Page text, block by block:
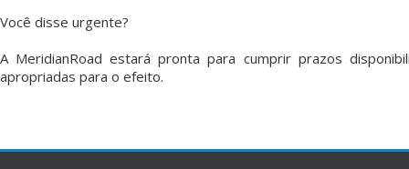
Você disse urgente?
A MeridianRoad estará pronta para cumprir prazos
apropriadas para o efeito.